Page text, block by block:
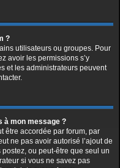
?
utilisateurs ou groupes. Pour
avoir les permissions s’y
et les administrateurs peuvent
à mon message ?
être accordée par forum, par
ne pas avoir autorisé l’ajout de
ou peut-être que seul un
si vous ne savez pas